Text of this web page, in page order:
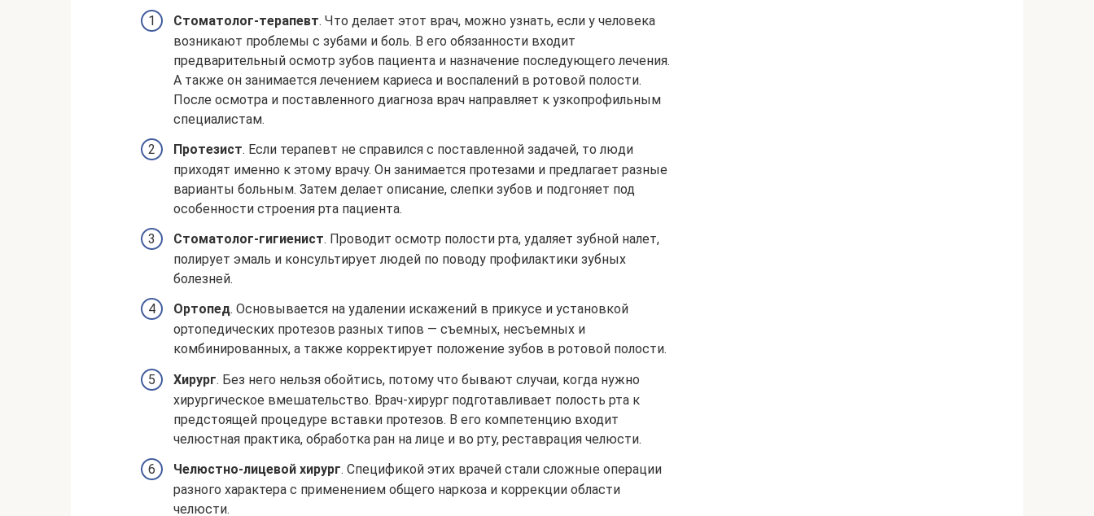
Стоматолог-терапевт. Что делает этот врач, можно узнать, если у человека
возникают проблемы с зубами и боль. В его обязанности входит
предварительный осмотр зубов пациента и назначение последующего лечения.
А также он занимается лечением кариеса и воспалений в ротовой полости.
После осмотра и поставленного диагноза врач направляет к узкопрофильным
специалистам.
Протезист. Если терапевт не справился с поставленной задачей, то люди
приходят именно к этому врачу. Он занимается протезами и предлагает разные
варианты больным. Затем делает описание, слепки зубов и подгоняет под
особенности строения рта пациента.
Стоматолог-гигиенист. Проводит осмотр полости рта, удаляет зубной налет,
полирует эмаль и консультирует людей по поводу профилактики зубных
болезней.
Ортопед. Основывается на удалении искажений в прикусе и установкой
ортопедических протезов разных типов — съемных, несъемных и
комбинированных, а также корректирует положение зубов в ротовой полости.
Хирург. Без него нельзя обойтись, потому что бывают случаи, когда нужно
хирургическое вмешательство. Врач-хирург подготавливает полость рта к
предстоящей процедуре вставки протезов. В его компетенцию входит
челюстная практика, обработка ран на лице и во рту, реставрация челюсти.
Челюстно-лицевой хирург. Спецификой этих врачей стали сложные операции
разного характера с применением общего наркоза и коррекции области
челюсти.